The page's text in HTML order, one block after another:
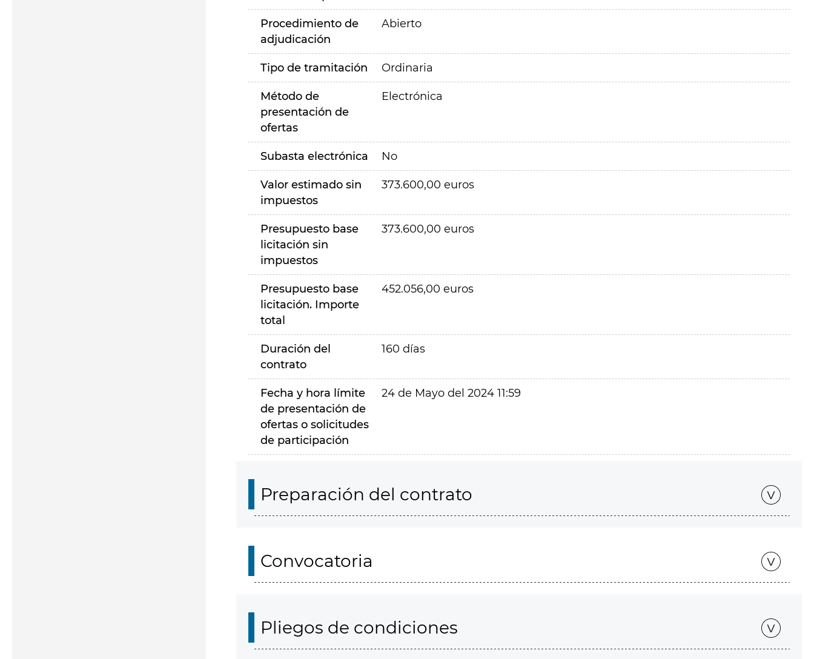
Procedimiento de
adjudicación
Abierto
Tipo de tramitación Ordinaria
Método de
presentación de
ofertas
Electrónica
Subasta electrónica No
Valor estimado sin
impuestos
373.600,00 euros
Presupuesto base
licitación sin
impuestos
373.600,00 euros
Presupuesto base
licitación. Importe
total
452.056,00 euros
Duración del
contrato
160 días
Fecha y hora límite
de presentación de
ofertas o solicitudes
de participación
24 de Mayo del 2024 11:59
Preparación del contrato
Convocatoria
Pliegos de condiciones